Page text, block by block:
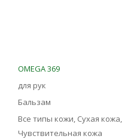
OMEGA 369
для рук
Бальзам
Все типы кожи, Сухая кожа,
Чувствительная кожа